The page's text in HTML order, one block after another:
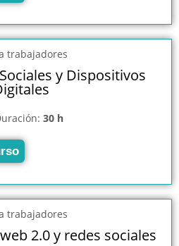
y Dispositivos
30 h
2.0 y redes sociales